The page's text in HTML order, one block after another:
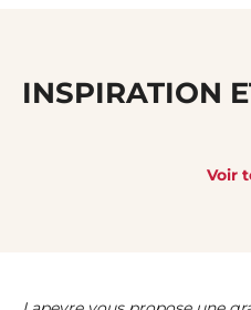
INSPIRATION
Voir